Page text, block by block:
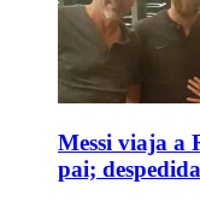
Messi viaja a
pai;